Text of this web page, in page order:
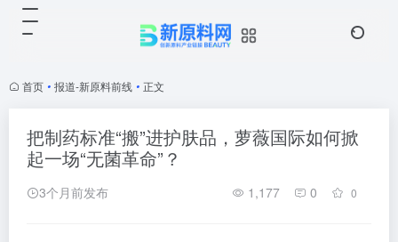
首页 • 报道-新原料前线 • 正文
把制药标准“搬”进护肤品，萝薇国际如何掀
起一场“无菌革命”？
3个月前发布 1,177 0 0